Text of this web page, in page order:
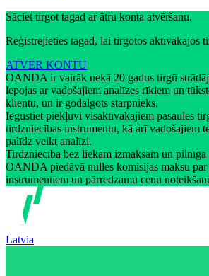
Sāciet tirgot tagad ar ātru konta atvēršanu.
Reģistrējieties tagad, lai tirgotos aktīvākajos
ATVER KONTU
OANDA ir vairāk nekā 20 gadus tirgū
lepojas ar vadošajiem analīzes rīkiem un
klientu, un ir godalgots starpnieks.
Iegūstiet piekļuvi visaktīvākajiem pasaules
tirdzniecības instrumentu, kā arī vadošajiem
palīdz veikt analīzi.
Tirdzniecība bez liekām izmaksām un pilnīga
OANDA piedāvā nulles komisijas maksu
instrumentiem un pārredzamu cenu
Latvia